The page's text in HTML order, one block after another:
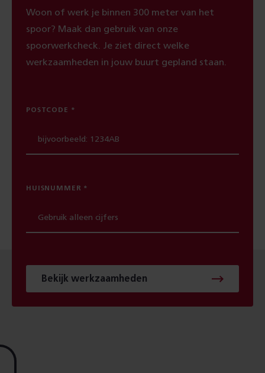
Woon of werk je binnen 300 meter van het
spoor? Maak dan gebruik van onze
spoorwerkcheck. Je ziet direct welke
werkzaamheden in jouw buurt gepland staan.
POSTCODE
HUISNUMMER
Bekijk werkzaamheden